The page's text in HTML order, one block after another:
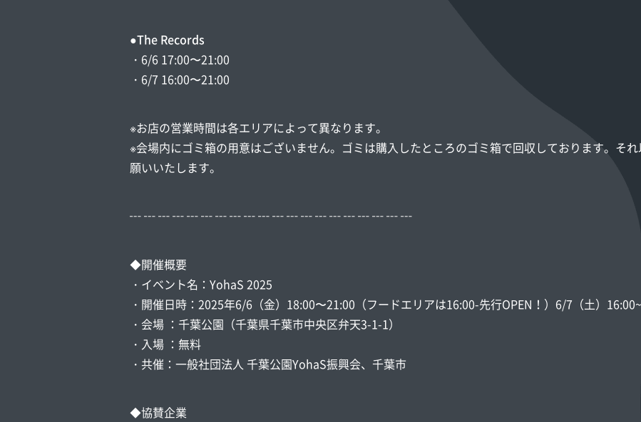
●The Records
・6/6 17:00〜21:00
・6/7 16:00〜21:00
※お店の営業時間は各エリアによって異なります。
※会場内にゴミ箱の用意はございません。ゴミは購入したところのゴミ箱で回収しております。そ
願いいたします。
┅ ┅ ┅ ┅ ┅ ┅ ┅ ┅ ┅ ┅ ┅ ┅ ┅ ┅ ┅ ┅ ┅ ┅ ┅ ┅
◆開催概要
・イベント名：YohaS 2025
・開催日時：2025年6/6（金）18:00〜21:00（フードエリアは16:00-先行OPEN！）6/7（土）
・会場 ：千葉公園（千葉県千葉市中央区弁天3-1-1）
・入場 ：無料
・共催：一般社団法人 千葉公園YohaS振興会、千葉市
◆協賛企業